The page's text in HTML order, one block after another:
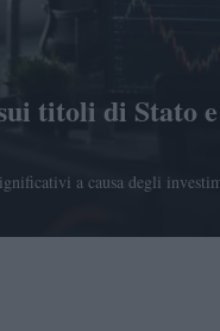
titoli di Stato
a causa degli